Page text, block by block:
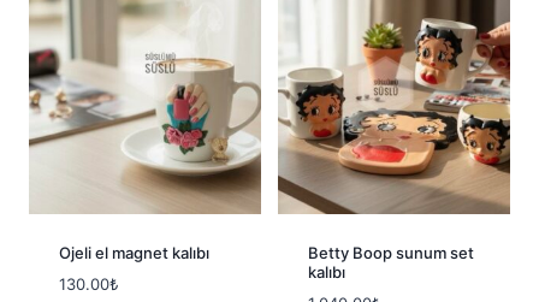
Ojeli el magnet kalıbı
130.00₺
Betty Boop sunum set
kalıbı